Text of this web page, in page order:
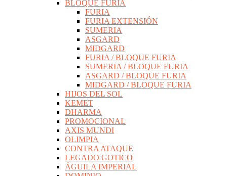
BLOQUE FURIA
FURIA
FURIA EXTENSIÓN
SUMERIA
ASGARD
MIDGARD
FURIA / BLOQUE FURIA
SUMERIA / BLOQUE FURIA
ASGARD / BLOQUE FURIA
MIDGARD / BLOQUE FURIA
HIJOS DEL SOL
KEMET
DHARMA
PROMOCIONAL
AXIS MUNDI
OLIMPIA
CONTRA ATAQUE
LEGADO GOTICO
ÁGUILA IMPERIAL